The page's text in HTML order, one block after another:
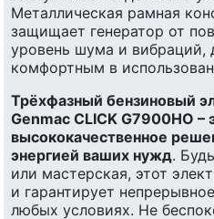
Металлическая рамная
защищает генератор от
уровень шума и вибраций,
комфортным в
Трёхфазный бензиновый
Genmac CLICK G7900HO –
высококачественное
энергией ваших нужд.
или мастерская, этот
и гарантирует
любых условиях. Не